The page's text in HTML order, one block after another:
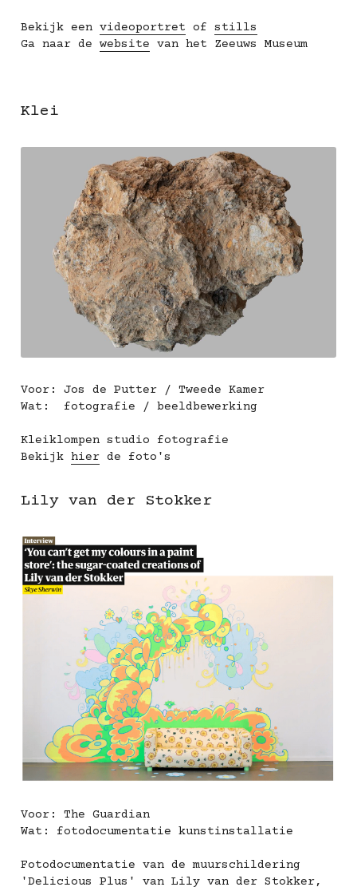
Bekijk een videoportret of stills
Ga naar de website van het Zeeuws Museum
Klei
Voor: Jos de Putter / Tweede Kamer
Wat:  fotografie / beeldbewerking
Kleiklompen studio fotografie
Bekijk hier de foto's
Lily van der Stokker
Voor: The Guardian
Wat: fotodocumentatie kunstinstallatie
Fotodocumentatie van de muurschildering
'Delicious Plus' van Lily van der Stokker,